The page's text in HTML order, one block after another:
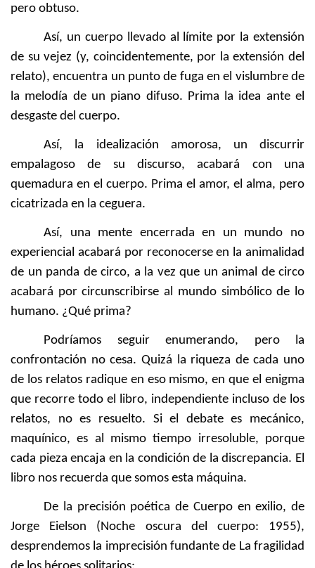
pero obtuso.
Así, un cuerpo llevado al límite por la extensión
de su vejez (y, coincidentemente, por la extensión del
relato), encuentra un punto de fuga en el vislumbre de
la melodía de un piano difuso. Prima la idea ante el
desgaste del cuerpo.
Así, la idealización amorosa, un discurrir
empalagoso de su discurso, acabará con una
quemadura en el cuerpo. Prima el amor, el alma, pero
cicatrizada en la ceguera.
Así, una mente encerrada en un mundo no
experiencial acabará por reconocerse en la animalidad
de un panda de circo, a la vez que un animal de circo
acabará por circunscribirse al mundo simbólico de lo
humano. ¿Qué prima?
Podríamos seguir enumerando, pero la
confrontación no cesa. Quizá la riqueza de cada uno
de los relatos radique en eso mismo, en que el enigma
que recorre todo el libro, independiente incluso de los
relatos, no es resuelto. Si el debate es mecánico,
maquínico, es al mismo tiempo irresoluble, porque
cada pieza encaja en la condición de la discrepancia. El
libro nos recuerda que somos esta máquina.
De la precisión poética de Cuerpo en exilio, de
Jorge Eielson (Noche oscura del cuerpo: 1955),
desprendemos la imprecisión fundante de La fragilidad